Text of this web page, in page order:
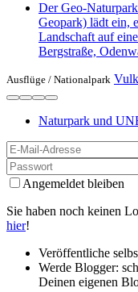
Der Geo-
Geopark) lädt ein,
Landschaft auf
Bergstraße,
Ausflüge / Nationalpark
Naturpark und
Angemeldet bleiben
Sie haben noch keinen
hier!
Veröffentliche
Werde Blogger:
Deinen eigenen